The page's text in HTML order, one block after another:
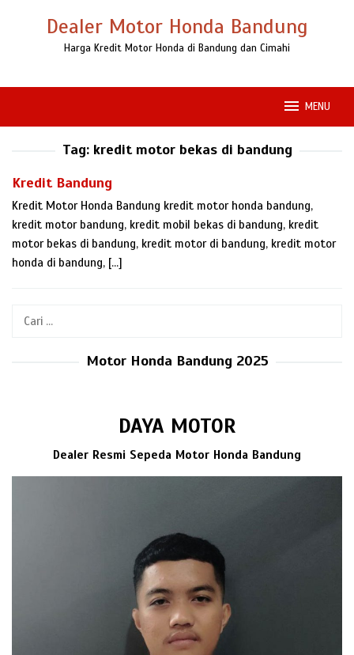
Dealer Motor Honda Bandung
Harga Kredit Motor Honda di Bandung dan Cimahi
MENU
Tag: kredit motor bekas di bandung
Kredit Bandung
Kredit Motor Honda Bandung kredit motor honda bandung,
kredit motor bandung, kredit mobil bekas di bandung, kredit
motor bekas di bandung, kredit motor di bandung, kredit motor
honda di bandung, […]
Cari
Motor Honda Bandung 2025
DAYA MOTOR
Dealer Resmi Sepeda Motor Honda Bandung